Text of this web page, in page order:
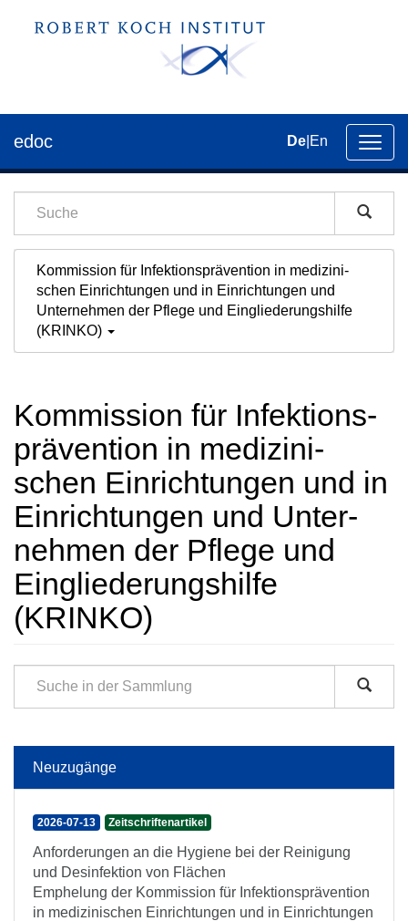
der
edoc De En
Kommission für Infektions­prävention in medi­zini­
schen Ein­rich­tungen und in Ein­rich­tungen und
Unter­nehmen der Pflege und Ein­gliederungs­hilfe
(KRINKO)
Kommission für Infektions­
prävention in medi­zini­
schen Ein­rich­tungen und in
Ein­rich­tungen und Unter­
nehmen der Pflege und
Ein­gliederungs­hilfe
(KRINKO)
Neuzugänge
2026-07-13 Zeitschriftenartikel
Anforderungen an die Hygiene bei der Reinigung
und Desinfektion von Flächen
Emphelung der Kommission für Infektionsprävention
in medizinischen Einrichtungen und in Einrichtungen